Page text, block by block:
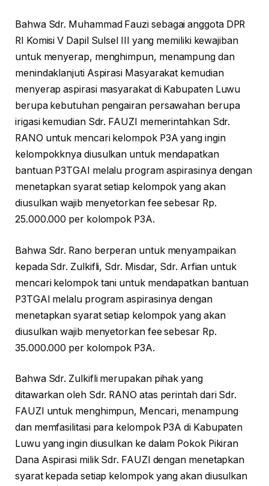
Bahwa Sdr. Muhammad Fauzi sebagai anggota DPR
RI Komisi V Dapil Sulsel III yang memiliki kewajiban
untuk menyerap, menghimpun, menampung dan
menindaklanjuti Aspirasi Masyarakat kemudian
menyerap aspirasi masyarakat di Kabupaten Luwu
berupa kebutuhan pengairan persawahan berupa
irigasi kemudian Sdr. FAUZI memerintahkan Sdr.
RANO untuk mencari kelompok P3A yang ingin
kelompokknya diusulkan untuk mendapatkan
bantuan P3TGAI melalu program aspirasinya dengan
menetapkan syarat setiap kelompok yang akan
diusulkan wajib menyetorkan fee sebesar Rp.
25.000.000 per kolompok P3A.
Bahwa Sdr. Rano berperan untuk menyampaikan
kepada Sdr. Zulkifli, Sdr. Misdar, Sdr. Arfian untuk
mencari kelompok tani untuk mendapatkan bantuan
P3TGAI melalu program aspirasinya dengan
menetapkan syarat setiap kelompok yang akan
diusulkan wajib menyetorkan fee sebesar Rp.
35.000.000 per kolompok P3A.
Bahwa Sdr. Zulkifli merupakan pihak yang
ditawarkan oleh Sdr. RANO atas perintah dari Sdr.
FAUZI untuk menghimpun, Mencari, menampung
dan memfasilitasi para kelompok P3A di Kabupaten
Luwu yang ingin diusulkan ke dalam Pokok Pikiran
Dana Aspirasi milik Sdr. FAUZI dengan menetapkan
syarat kepada setiap kelompok yang akan diusulkan